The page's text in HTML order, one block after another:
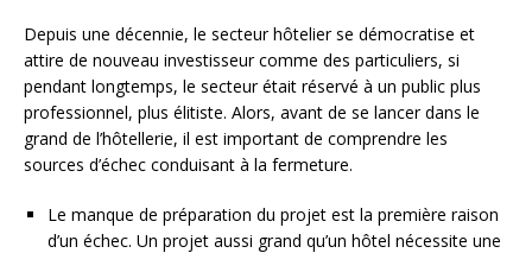
Depuis une décennie, le secteur hôtelier se démocratise et
attire de nouveau investisseur comme des particuliers, si
pendant longtemps, le secteur était réservé à un public plus
professionnel, plus élitiste. Alors, avant de se lancer dans le
grand de l’hôtellerie, il est important de comprendre les
sources d’échec conduisant à la fermeture.
Le manque de préparation du projet est la première raison
d’un échec. Un projet aussi grand qu’un hôtel nécessite une